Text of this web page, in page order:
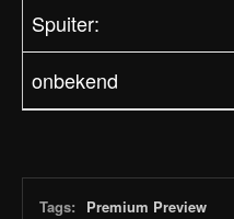
Spuiter:
onbekend
Tags: Premium Preview